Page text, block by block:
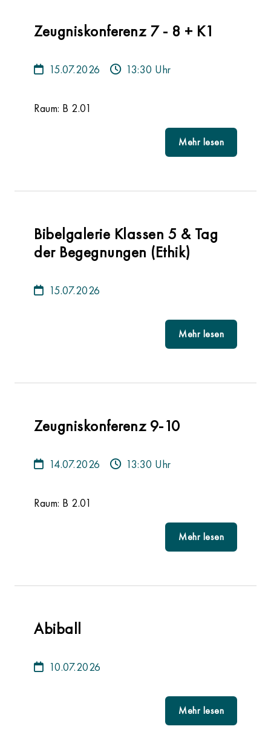
Zeugniskonferenz 7 - 8 + K1
15.07.2026 13:30 Uhr
Raum: B 2.01
Mehr lesen
Bibelgalerie Klassen 5 & Tag
der Begegnungen (Ethik)
15.07.2026
Mehr lesen
Zeugniskonferenz 9-10
14.07.2026 13:30 Uhr
Raum: B 2.01
Mehr lesen
Abiball
10.07.2026
Mehr lesen